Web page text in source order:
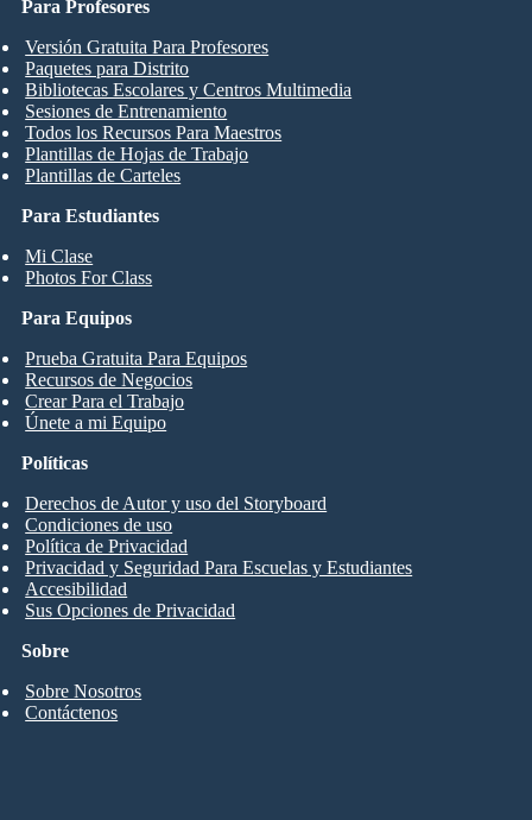
Para Estudiantes
Mi Clase
Photos For Class
Para Profesores
Versión Gratuita Para Profesores
Paquetes para Distrito
Bibliotecas Escolares y Centros Multimedia
Sesiones de Entrenamiento
Todos los Recursos Para Maestros
Plantillas de Hojas de Trabajo
Plantillas de Carteles
Para Equipos
Prueba Gratuita Para Equipos
Recursos de Negocios
Crear Para el Trabajo
Únete a mi Equipo
Sobre
Sobre Nosotros
Contáctenos
Políticas
Derechos de Autor y uso del Storyboard
Condiciones de uso
Política de Privacidad
Privacidad y Seguridad Para Escuelas y Estudiantes
Accesibilidad
Sus Opciones de Privacidad